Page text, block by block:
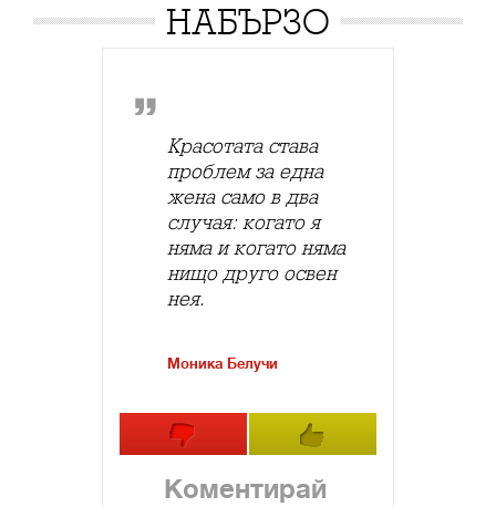
НАБЪРЗО
Красотата става
проблем за една
жена само в два
случая: когато я
няма и когато няма
нищо друго освен
нея.
Моника Белучи
Коментирай